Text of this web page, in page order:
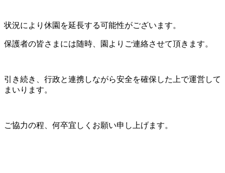
状況により休園を延長する可能性がございます。
保護者の皆さまには随時、園よりご連絡させて頂きます。
引き続き、行政と連携しながら安全を確保した上で運営して
まいります。
ご協力の程、何卒宜しくお願い申し上げます。